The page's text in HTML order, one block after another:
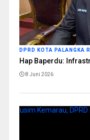
DPRD KOTA PALANGKA
Hap Baperdu:
8 Juni 2026